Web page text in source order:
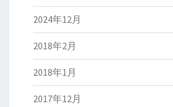
2024年12月
2018年2月
2018年1月
2017年12月